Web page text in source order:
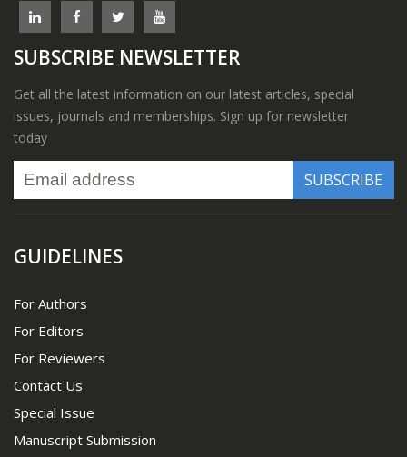
SUBSCRIBE NEWSLETTER
Get all the latest information on our latest articles, special
issues, journals and memberships. Sign up for newsletter
today
GUIDELINES
For Authors
For Editors
For Reviewers
Contact Us
Special Issue
Manuscript Submission